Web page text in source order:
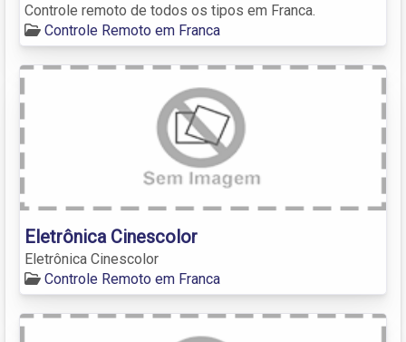
Controle remoto de todos os tipos em Franca.
Controle Remoto em Franca
Eletrônica Cinescolor
Eletrônica Cinescolor
Controle Remoto em Franca